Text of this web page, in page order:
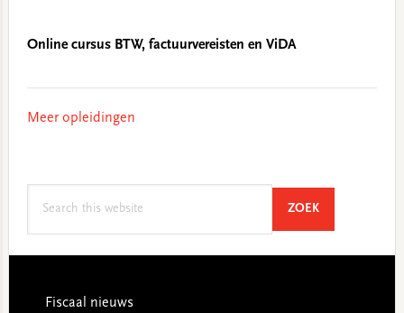
Online cursus BTW, factuurvereisten en ViDA
Meer opleidingen
ZOEKSEARCH
Footer
Fiscaal nieuws